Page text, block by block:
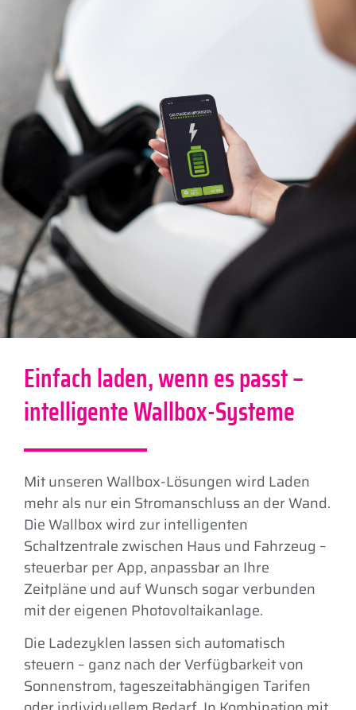
Einfach laden, wenn es passt –
intelligente Wallbox-Systeme
Mit unseren Wallbox-Lösungen wird Laden
mehr als nur ein Stromanschluss an der Wand.
Die Wallbox wird zur intelligenten
Schaltzentrale zwischen Haus und Fahrzeug –
steuerbar per App, anpassbar an Ihre
Zeitpläne und auf Wunsch sogar verbunden
mit der eigenen Photovoltaikanlage.
Die Ladezyklen lassen sich automatisch
steuern – ganz nach der Verfügbarkeit von
Sonnenstrom, tageszeitabhängigen Tarifen